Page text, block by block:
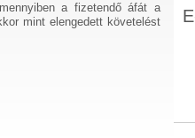
a fizetendő áfát a
mint elengedett követelést